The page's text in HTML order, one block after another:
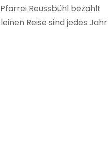
Reussbühl bezahlt
Reise sind jedes Jahr